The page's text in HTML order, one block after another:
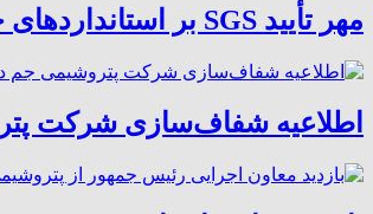
مهر تأیید SGS بر استانداردهای جهانیِ شرکت عملیات اکتشاف نفت؛ موفقیت در ممیزی سیستم مدیریت یکپارچه
اطلاعیه شفاف‌سازی شرکت